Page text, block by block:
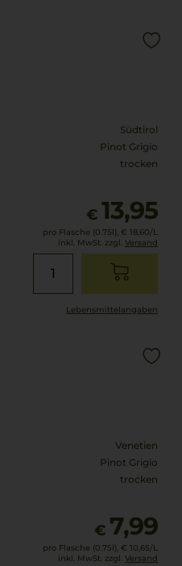
Südtirol
Pinot Grigio
trocken
€ 13,95
pro Flasche (0.75l), € 18,60/L
inkl. MwSt. zzgl. Versand
Lebensmittel­angaben
Venetien
Pinot Grigio
trocken
€ 7,99
pro Flasche (0.75l), € 10,65/L
inkl. MwSt. zzgl. Versand